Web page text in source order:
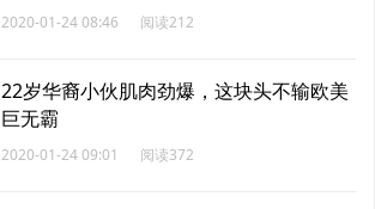
2020-01-24 08:46 阅读212
22岁华裔小伙肌肉劲爆，这块头不输欧美
巨无霸
2020-01-24 09:01 阅读372